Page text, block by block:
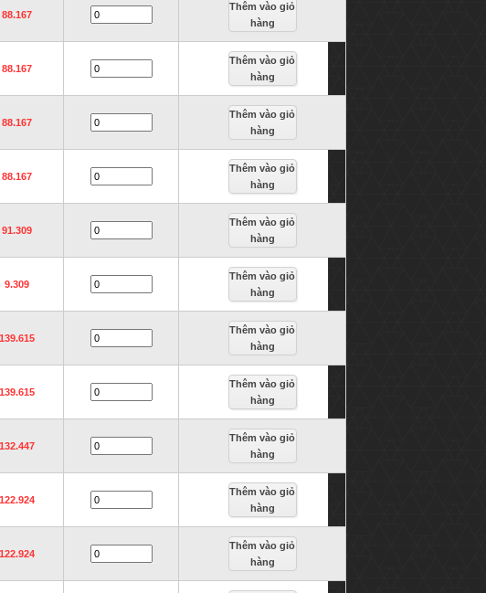
88.167
Thêm vào giỏ
hàng
88.167
Thêm vào giỏ
hàng
88.167
Thêm vào giỏ
hàng
88.167
Thêm vào giỏ
hàng
91.309
Thêm vào giỏ
hàng
9.309
Thêm vào giỏ
hàng
139.615
Thêm vào giỏ
hàng
139.615
Thêm vào giỏ
hàng
132.447
Thêm vào giỏ
hàng
122.924
Thêm vào giỏ
hàng
122.924
Thêm vào giỏ
hàng